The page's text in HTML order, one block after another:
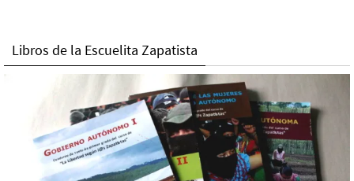
Libros de la Escuelita Zapatista